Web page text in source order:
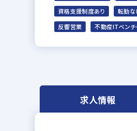
資格支援制度あり
転勤な
反響営業
不動産ITベンチ
求人情報